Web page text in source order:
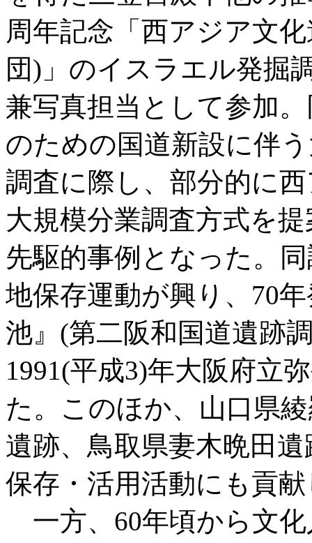
周年記念「西アジア文
団)」のイスラエル発掘
兼写真担当として参加
のための国道新設に伴
調査に際し、部分的に
大規模分業調査方式を
先駆的事例となった。
地保存運動が興り、70
池』(第二阪和国道遺跡
1991(平成3)年大阪府立
た。このほか、山口県
遺跡、鳥取県妻木晩田
保存・活用活動にも貢
一方、60年頃から文